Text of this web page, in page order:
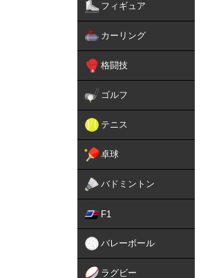
フィギュア
カーリング
格闘技
ゴルフ
テニス
卓球
バドミントン
F1
バレーボール
ラグビー